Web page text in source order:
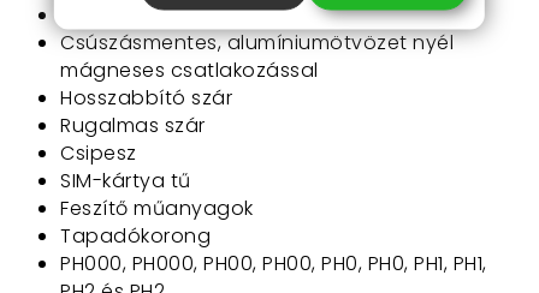
Kompakt tároló doboz
Csúszásmentes, alumíniumötvözet nyél
mágneses csatlakozással
Hosszabbító szár
Rugalmas szár
Csipesz
SIM-kártya tű
Feszítő műanyagok
Tapadókorong
PH000, PH000, PH00, PH00, PH0, PH0, PH1, PH1,